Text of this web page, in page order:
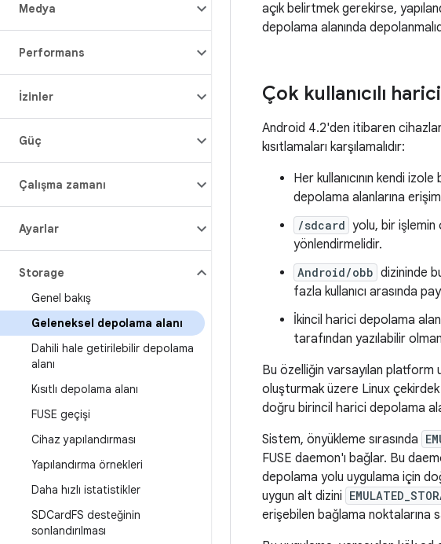
Medya
Performans
İzinler
Güç
Çalışma zamanı
Ayarlar
Storage
Genel bakış
Geleneksel depolama alanı
Dahili hale getirilebilir depolama
alanı
Kısıtlı depolama alanı
FUSE geçişi
Cihaz yapılandırması
Yapılandırma örnekleri
Daha hızlı istatistikler
SDCardFS desteğinin
sonlandırılması
açık belirtmek gerekirse,
depolama alanında
Çok kullanıcılı
Android 4.2'den itibaren cihazlar
kısıtlamaları karşılamalıdır:
Her kullanıcının kendi
depolama alanlarına
/sdcard yolu, bir işlemin
yönlendirmelidir.
Android/obb dizininde
fazla kullanıcı arasında
İkincil harici depolama
tarafından yazılabilir
Bu özelliğin varsayılan platform
oluşturmak üzere Linux çekirdek
doğru birincil harici depolama
Sistem, önyükleme sırasında
FUSE daemon'ı bağlar. Bu
depolama yolu uygulama için
uygun alt dizini
erişebilen bağlama noktalarına